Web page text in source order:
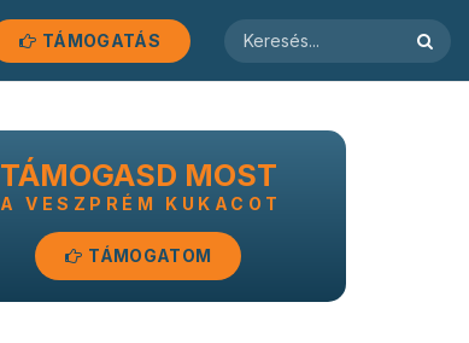
TÁMOGATÁS
TÁMOGASD MOST
A VESZPRÉM KUKACOT
TÁMOGATOM